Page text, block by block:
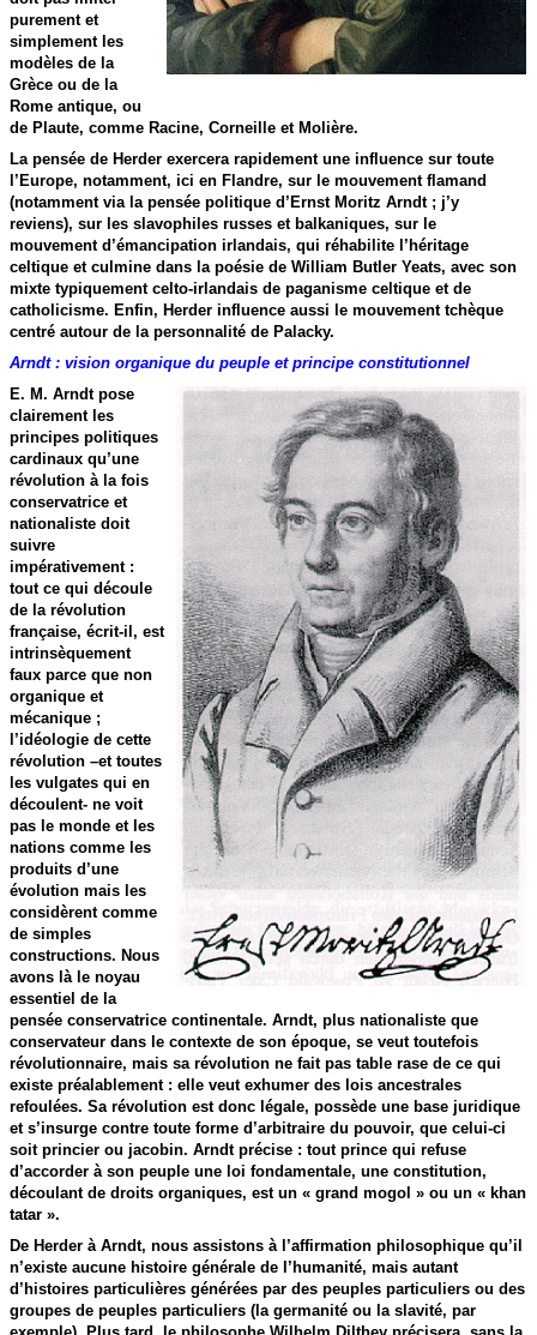
purement et
simplement les
modèles de la
Grèce ou de la
Rome antique, ou
de Plaute, comme Racine, Corneille et Molière.
La pensée de Herder exercera rapidement une influence sur toute
l’Europe, notamment, ici en Flandre, sur le mouvement flamand
(notamment via la pensée politique d’Ernst Moritz Arndt ; j’y
reviens), sur les slavophiles russes et balkaniques, sur le
mouvement d’émancipation irlandais, qui réhabilite l’héritage
celtique et culmine dans la poésie de William Butler Yeats, avec son
mixte typiquement celto-irlandais de paganisme celtique et de
catholicisme. Enfin, Herder influence aussi le mouvement tchèque
centré autour de la personnalité de Palacky.
Arndt : vision organique du peuple et principe constitutionnel
E. M. Arndt pose
clairement les
principes politiques
cardinaux qu’une
révolution à la fois
conservatrice et
nationaliste doit
suivre
impérativement :
tout ce qui découle
de la révolution
française, écrit-il, est
intrinsèquement
faux parce que non
organique et
mécanique ;
l’idéologie de cette
révolution –et toutes
les vulgates qui en
découlent- ne voit
pas le monde et les
nations comme les
produits d’une
évolution mais les
considèrent comme
de simples
constructions. Nous
avons là le noyau
essentiel de la
pensée conservatrice continentale. Arndt, plus nationaliste que
conservateur dans le contexte de son époque, se veut toutefois
révolutionnaire, mais sa révolution ne fait pas table rase de ce qui
existe préalablement : elle veut exhumer des lois ancestrales
refoulées. Sa révolution est donc légale, possède une base juridique
et s’insurge contre toute forme d’arbitraire du pouvoir, que celui-ci
soit princier ou jacobin. Arndt précise : tout prince qui refuse
d’accorder à son peuple une loi fondamentale, une constitution,
découlant de droits organiques, est un « grand mogol » ou un « khan
tatar ».
De Herder à Arndt, nous assistons à l’affirmation philosophique qu’il
n’existe aucune histoire générale de l’humanité, mais autant
d’histoires particulières générées par des peuples particuliers ou des
groupes de peuples particuliers (la germanité ou la slavité, par